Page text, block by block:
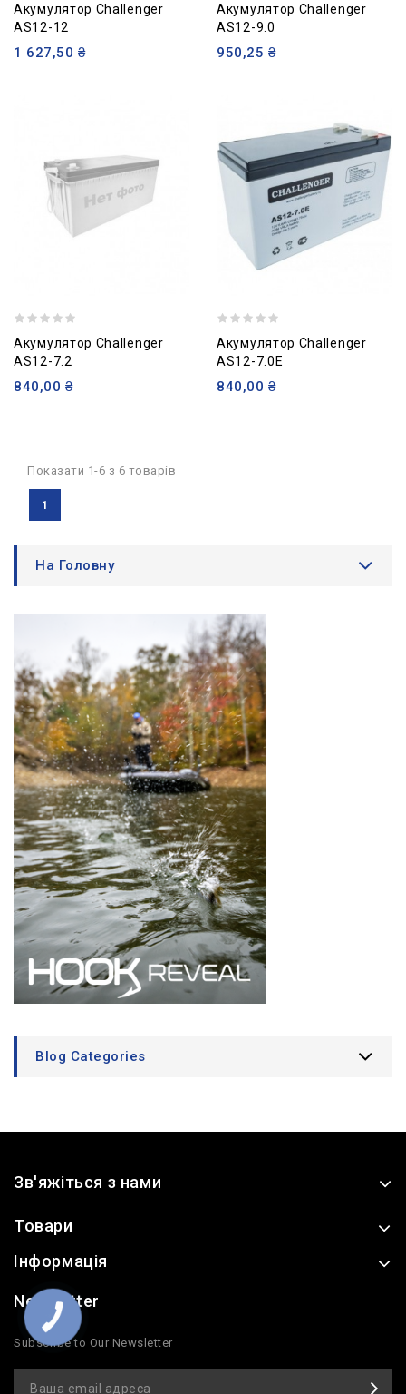
Акумулятор Challenger
AS12-12
1 627,50 ₴
Акумулятор Challenger
AS12-9.0
950,25 ₴
Акумулятор Challenger
AS12-7.2
840,00 ₴
Акумулятор Challenger
AS12-7.0E
840,00 ₴
Показати 1-6 з 6 товарів
1
На Головну
Blog Categories
Зв'яжіться з нами
Товари
Інформація
Newsletter
Subscribe to Our Newsletter
КНОПКА
ЗВ'ЯЗКУ